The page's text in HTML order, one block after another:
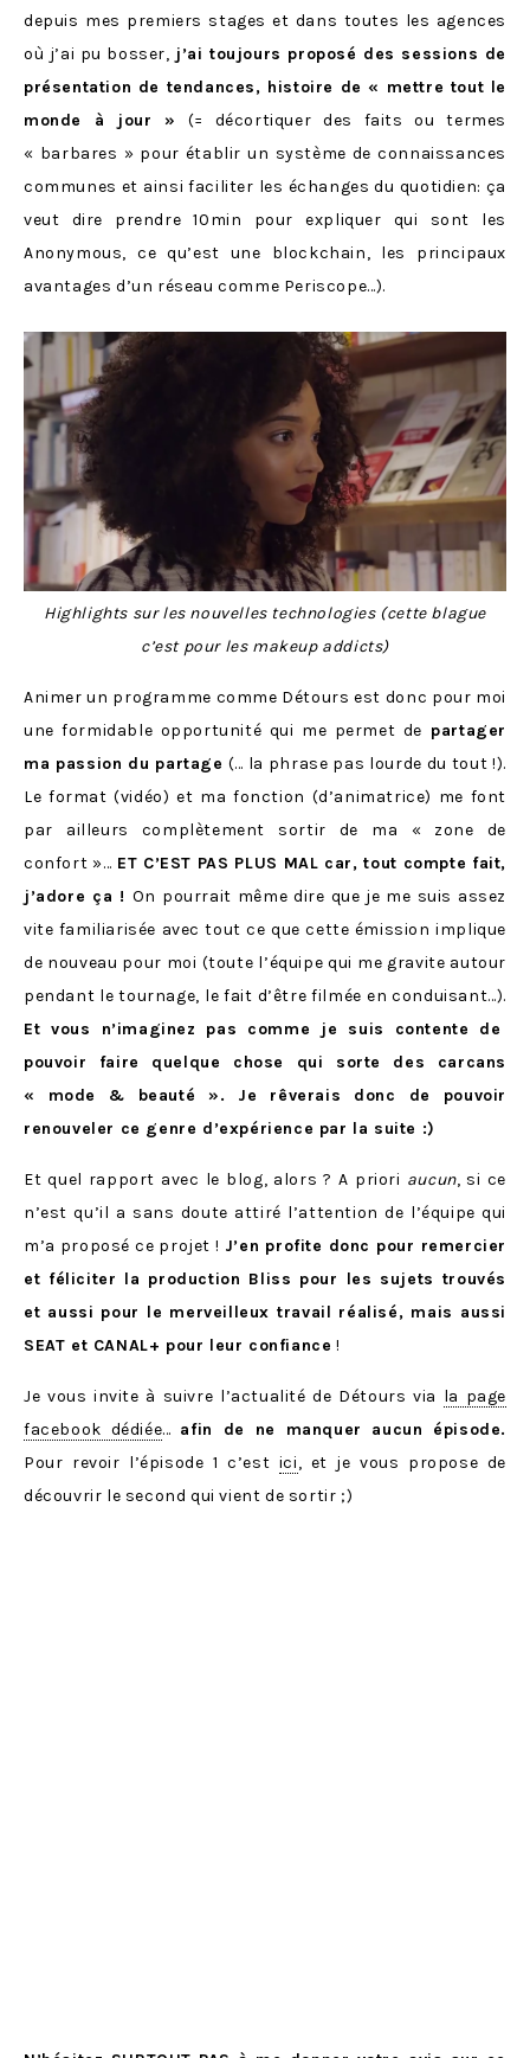
depuis mes premiers stages et dans toutes les agences
où j’ai pu bosser, j’ai toujours proposé des sessions de
présentation de tendances, histoire de « mettre tout le
monde à jour »
(= décortiquer des faits ou termes
« barbares » pour établir un système de connaissances
communes et ainsi faciliter les échanges du quotidien: ça
veut dire prendre 10min pour expliquer qui sont les
Anonymous, ce qu’est une blockchain, les principaux
avantages d’un réseau comme Periscope…).
Highlights sur les nouvelles technologies (cette blague
c’est pour les makeup addicts)
Animer un programme comme Détours est donc pour moi
une formidable opportunité qui me permet de partager
ma passion du partage (… la phrase pas lourde du tout !).
Le format (vidéo) et ma fonction (d’animatrice) me font
par ailleurs complètement sortir de ma « zone de
confort »… ET C’EST PAS PLUS MAL car, tout compte fait,
j’adore ça ! On pourrait même dire que je me suis assez
vite familiarisée avec tout ce que cette émission implique
de nouveau pour moi (toute l’équipe qui me gravite autour
pendant le tournage, le fait d’être filmée en conduisant…).
Et vous n’imaginez pas comme je suis contente de
pouvoir faire quelque chose qui sorte des carcans
« mode & beauté ». Je rêverais donc de pouvoir
renouveler ce genre d’expérience par la suite :)
Et quel rapport avec le blog, alors ? A priori aucun, si ce
n’est qu’il a sans doute attiré l’attention de l’équipe qui
m’a proposé ce projet ! J’en profite donc pour remercier
et féliciter la production Bliss pour les sujets trouvés
et aussi pour le merveilleux travail réalisé, mais aussi
SEAT et CANAL+ pour leur confiance !
Je vous invite à suivre l’actualité de Détours via la page
facebook dédiée… afin de ne manquer aucun épisode.
Pour revoir l’épisode 1 c’est ici, et je vous propose de
découvrir le second qui vient de sortir ;)